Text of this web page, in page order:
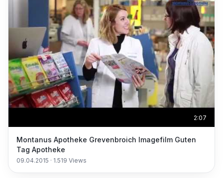
2:07
Montanus Apotheke Grevenbroich Imagefilm Guten
Tag Apotheke
09.04.2015 · 1.519 Views